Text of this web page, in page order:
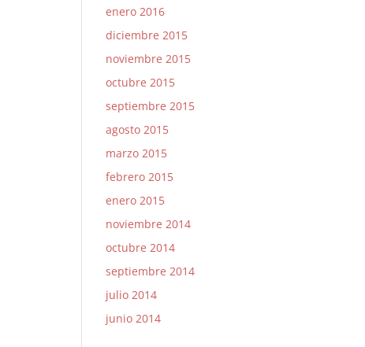
enero 2016
diciembre 2015
noviembre 2015
octubre 2015
septiembre 2015
agosto 2015
marzo 2015
febrero 2015
enero 2015
noviembre 2014
octubre 2014
septiembre 2014
julio 2014
junio 2014